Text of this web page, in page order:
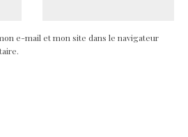
e-mail et mon site dans le navigateur